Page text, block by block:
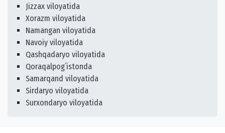
Jizzax viloyatida
Xorazm viloyatida
Namangan viloyatida
Navoiy viloyatida
Qashqadaryo viloyatida
Qoraqalpogʻistonda
Samarqand viloyatida
Sirdaryo viloyatida
Surxondaryo viloyatida